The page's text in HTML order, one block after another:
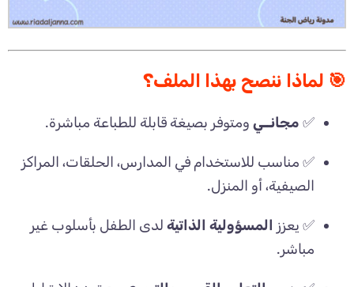
🎯 لماذا ننصح بهذا الملف؟
✅ مجانــيومتوفر بصيغة قابلة للطباعة مباشرة.
✅ مناسب للاستخدام في المدارس، الحلقات، المراكز
الصيفية، أو المنزل.
✅ يعزز المسؤولية الذاتيةلدى الطفل بأسلوب غير
مباشر.